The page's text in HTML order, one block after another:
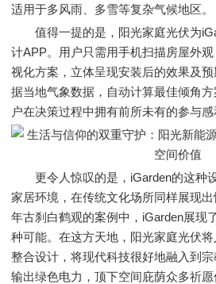
适用于多风雨、多雪等复杂气候地区。
值得一提的是，阳光家庭光伏为
计APP。用户只需用手机扫描房屋外
视化方案，立体呈现安装后的效果及
据当地气象数据，自动计算最佳倾角
户在决策过程中拥有前所未有的参与感
更令人惊叹的是，iGarden的这种
家居环境，在传统文化场所同样展现
年古刹白鹤观的案例中，iGarden展现
种可能。在这方天地，阳光家庭光伏
整合设计，将现代科技很好地融入到
输出绿色电力，顶下空间庇荫众多祈